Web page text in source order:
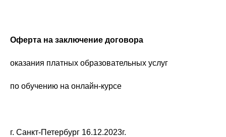
Оферта на заключение договора
оказания платных образовательных услуг
по обучению на онлайн-курсе
г. Санкт-Петербург 16.12.2023г.